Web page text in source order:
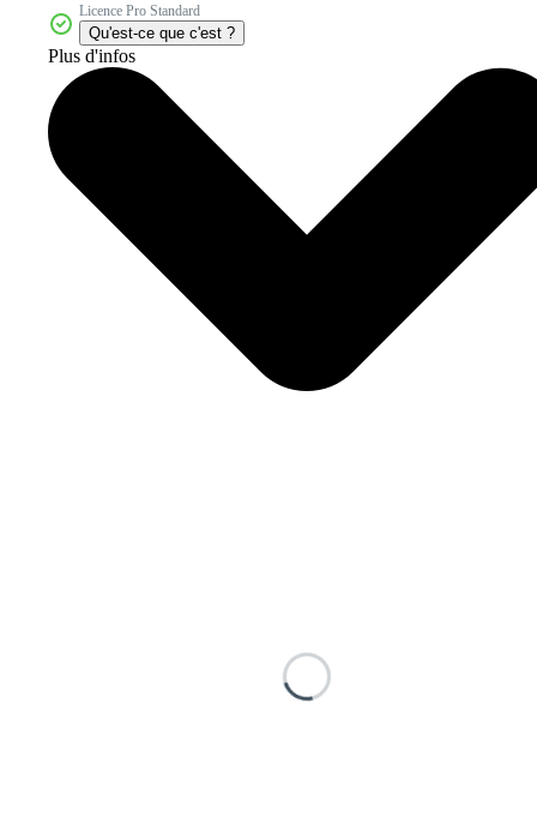
Licence Pro Standard
Qu'est-ce que c'est ?
Plus d'infos